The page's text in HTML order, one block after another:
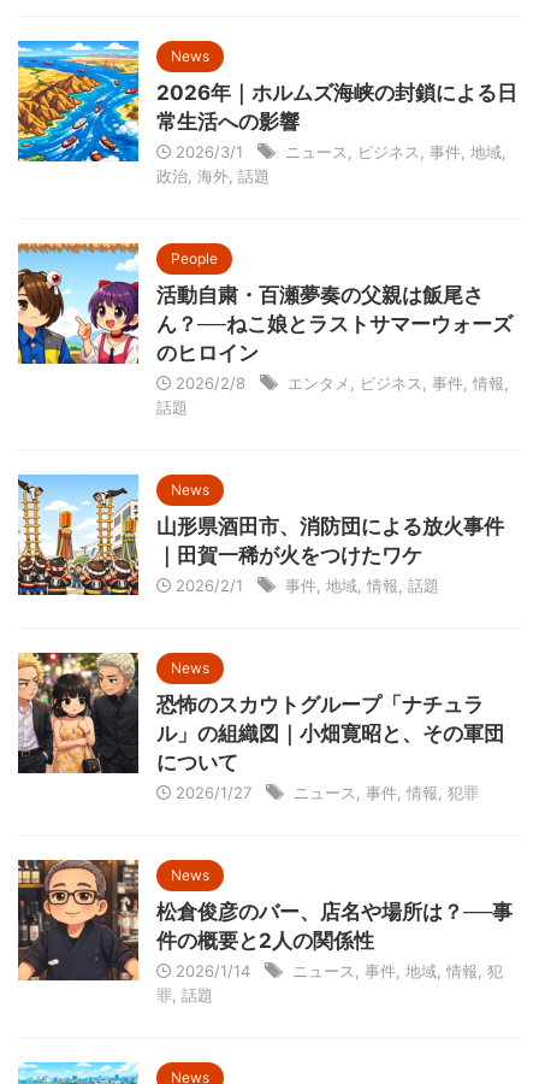
News
2026年｜ホルムズ海峡の封鎖による日
常生活への影響
2026/3/1 ニュース ビジネス 事件 地域
政治 海外 話題
People
活動自粛・百瀬夢奏の父親は飯尾さ
ん？──ねこ娘とラストサマーウォーズ
のヒロイン
2026/2/8 エンタメ ビジネス 事件 情報
話題
News
山形県酒田市、消防団による放火事件
｜田賀一稀が火をつけたワケ
2026/2/1 事件 地域 情報 話題
News
恐怖のスカウトグループ「ナチュラ
ル」の組織図｜小畑寛昭と、その軍団
について
2026/1/27 ニュース 事件 情報 犯罪
News
松倉俊彦のバー、店名や場所は？──事
件の概要と2人の関係性
2026/1/14 ニュース 事件 地域 情報 犯
罪 話題
News